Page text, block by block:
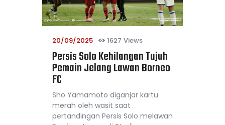
20/09/2025 1627 Views
Persis Solo Kehilangan Tujuh
Pemain Jelang Lawan Borneo
FC
Sho Yamamoto diganjar kartu
merah oleh wasit saat
pertandingan Persis Solo melawan